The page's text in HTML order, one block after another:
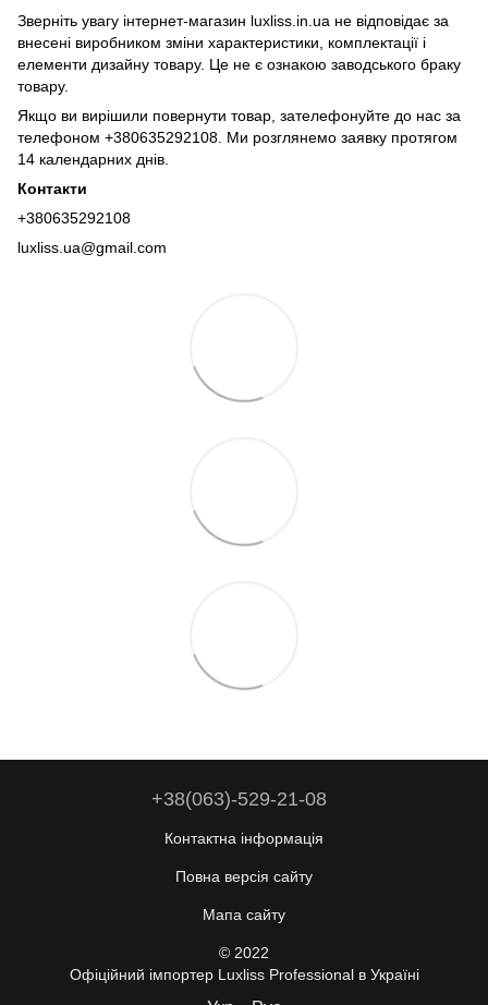
Зверніть увагу інтернет-магазин luxliss.in.ua не відповідає за
внесені виробником зміни характеристики, комплектації і
елементи дизайну товару. Це не є ознакою заводського браку
товару.
Якщо ви вирішили повернути товар, зателефонуйте до нас за
телефоном +380635292108. Ми розглянемо заявку протягом
14 календарних днів.
Контакти
+380635292108
luxliss.ua@gmail.com
+38(063)-529-21-08
Контактна інформація
Повна версія сайту
Мапа сайту
© 2022
Офіційний імпортер Luxliss Professional в Україні